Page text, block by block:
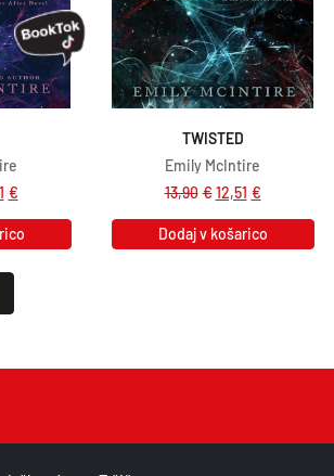
€
TWISTED
Emily McIntire
13,90 € 12,51 €
Dodaj v košarico